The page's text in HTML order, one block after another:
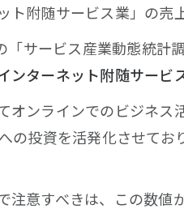
ト附随サービス業」の売
「サービス産業動態統計
インターネット附随サー
オンラインでのビジネス
の投資を活発化させて
注意すべきは、この数